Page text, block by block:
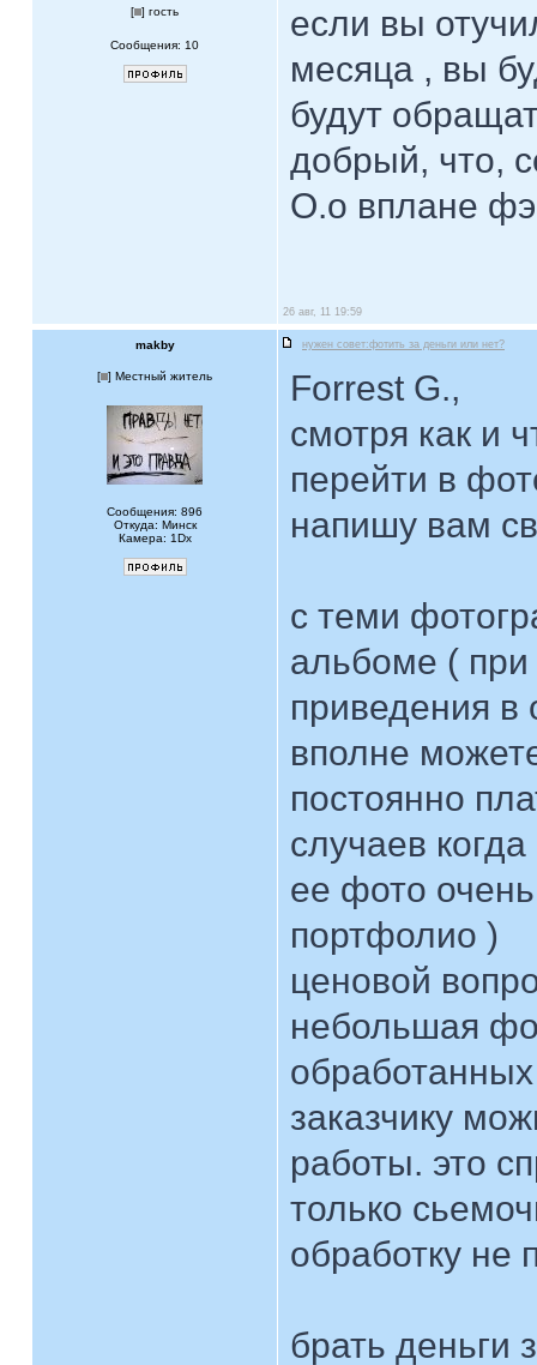
[ ] гость
Сообщения: 10
если вы
месяца , вы
будут
добрый, что,
О.о вплане
26 авг, 11 19:59
makby нужен совет:фотить за деньги или нет?
[ ] Местный житель
Сообщения: 896
Откуда: Минск
Камера: 1Dx
Forrest G.,
смотря как и
перейти в
напишу вам
с теми
альбоме ( при
приведения в
вполне
постоянно
случаев
ее фото
портфолио )
ценовой
небольшая
заказчику
работы. это
только
обработку не
брать деньги